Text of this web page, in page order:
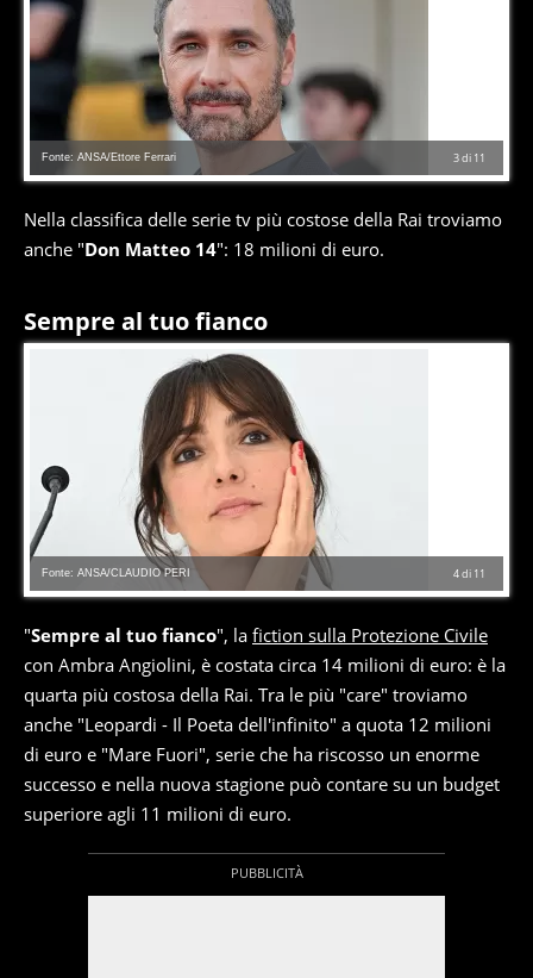
3di 11
Fonte: ANSA/Ettore Ferrari
Nella classifica delle serie tv più costose della Rai troviamo
anche "Don Matteo 14": 18 milioni di euro.
Sempre al tuo fianco
4di 11
Fonte: ANSA/CLAUDIO PERI
"Sempre al tuo fianco", la fiction sulla Protezione Civile
con Ambra Angiolini, è costata circa 14 milioni di euro: è la
quarta più costosa della Rai. Tra le più "care" troviamo
anche "Leopardi - Il Poeta dell'infinito" a quota 12 milioni
di euro e "Mare Fuori", serie che ha riscosso un enorme
successo e nella nuova stagione può contare su un budget
superiore agli 11 milioni di euro.